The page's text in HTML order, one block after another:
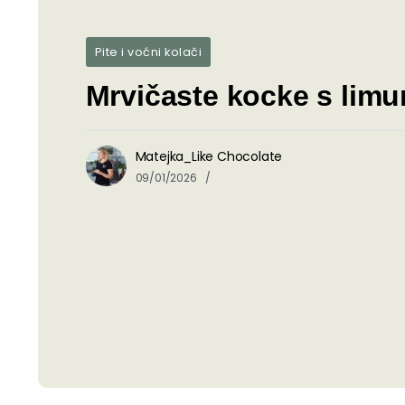
Pite i voćni kolači
Mrvičaste kocke s
Matejka_Like Chocolate
09/01/2026